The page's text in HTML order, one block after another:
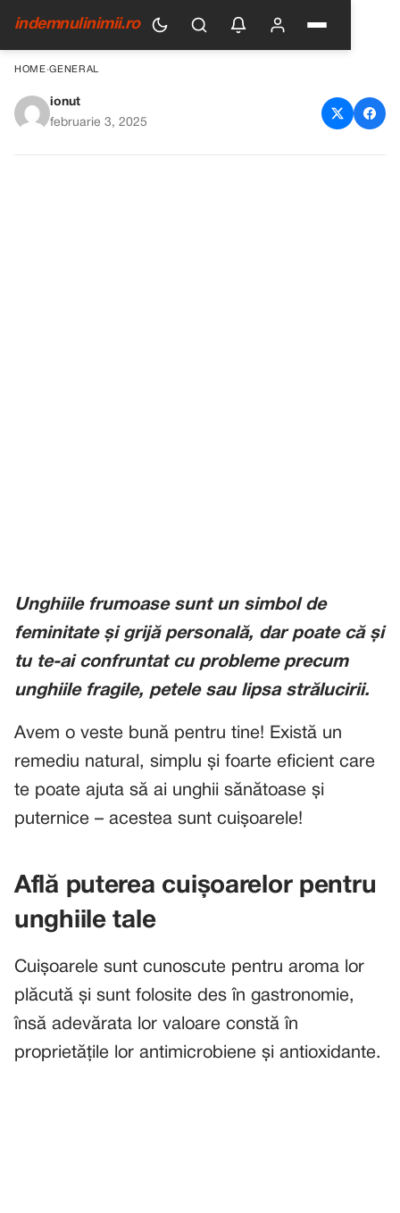
indemnulinimii.ro
HOME›GENERAL
Rețeta naturală pentru unghii
ionut
februarie 3, 2025
Unghiile frumoase sunt un simbol de
feminitate și grijă personală, dar poate că și
tu te-ai confruntat cu probleme precum
unghiile fragile, petele sau lipsa strălucirii.
Avem o veste bună pentru tine! Există un
remediu natural, simplu și foarte eficient care
te poate ajuta să ai unghii sănătoase și
puternice – acestea sunt cuișoarele!
Află puterea cuișoarelor pentru
unghiile tale
Cuișoarele sunt cunoscute pentru aroma lor
plăcută și sunt folosite des în gastronomie,
însă adevărata lor valoare constă în
proprietățile lor antimicrobiene și antioxidante.